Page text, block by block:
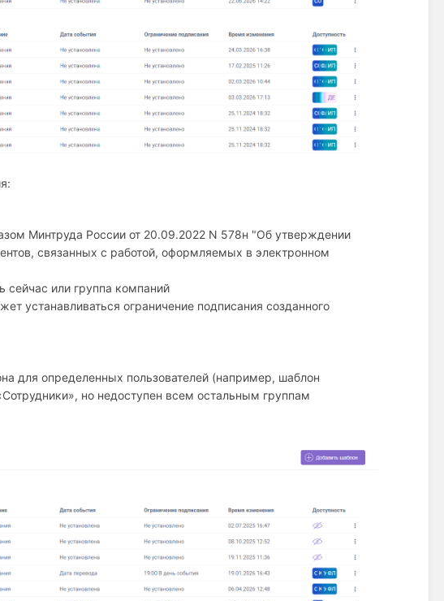
Минтруда России от 20.09.2022 N 578н "Об утверждении
связанных с работой, оформляемых в электронном
сейчас или группа компаний
устанавливаться ограничение подписания созданного
для определенных пользователей (например, шаблон
но недоступен всем остальным группам